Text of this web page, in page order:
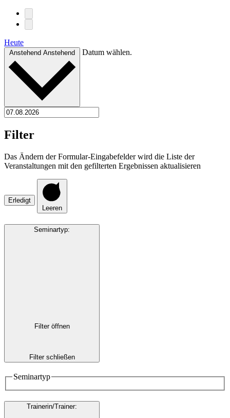
Heute
Anstehend Anstehend Datum wählen.
Filter
Das Ändern der Formular-Eingabefelder wird die Liste der
Veranstaltungen mit den gefilterten Ergebnissen aktualisieren
Erledigt
Leeren
Seminartyp:
Filter öffnen
Filter schließen
Seminartyp
Trainerin/Trainer: